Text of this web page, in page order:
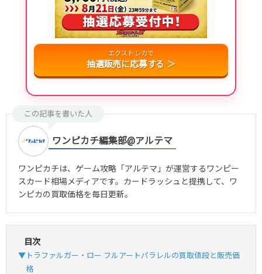
エクストレカで
抽選販売に応募する ＞
この記事を書いた人
ワンピカチ編集部@アルテマ
ワンピカチは、ゲーム攻略「アルテマ」が運営するワンピー
スカード相場メディアです。カードラッシュと提携して、ワ
ンピカの買取価格を毎日更新。
目次
▼トラファルガー・ロー フルアートパラレルの買取値段と販売価
格